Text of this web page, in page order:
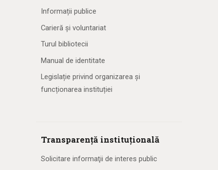
Informații publice
Carieră și voluntariat
Turul bibliotecii
Manual de identitate
Legislație privind organizarea și
funcționarea instituției
Transparență instituțională
Solicitare informaţii de interes public